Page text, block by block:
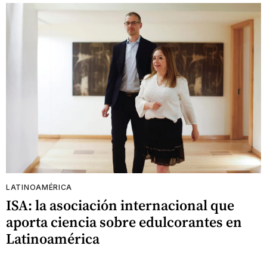
LATINOAMÉRICA
ISA: la asociación internacional que
aporta ciencia sobre edulcorantes en
Latinoamérica